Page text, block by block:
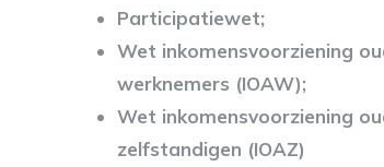
Participatiewet;
Wet inkomensvoorziening
werknemers (IOAW);
Wet inkomensvoorziening
zelfstandigen (IOAZ)